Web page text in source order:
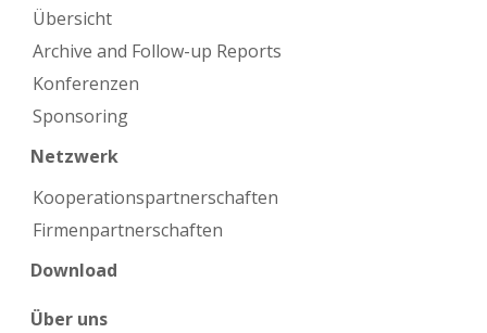
Übersicht
Archive and Follow-up Reports
Konferenzen
Sponsoring
Netzwerk
Kooperations­partnerschaften
Firmen­partnerschaften
Download
Über uns